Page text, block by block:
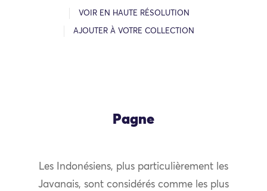
VOIR EN HAUTE RÉSOLUTION
AJOUTER À VOTRE COLLECTION
Pagne
Les Indonésiens, plus particulièrement les
Javanais, sont considérés comme les plus